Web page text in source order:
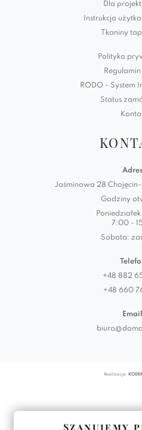
Dla
Instrukcja
Tkaniny
Polityka
RODO - System
Status
Jaśminowa 28
Godziny
7:00 -
Sobota:
+48 882
+48 660
Realizacja:
Szanujemy